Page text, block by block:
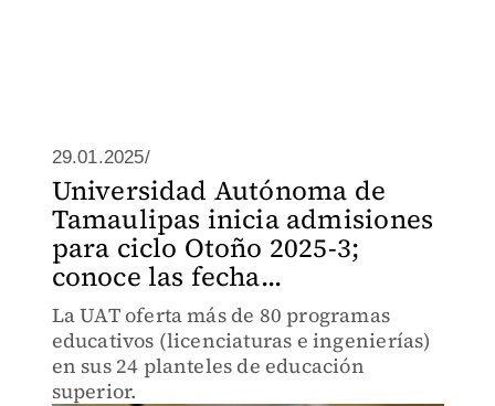
29.01.2025/
Universidad Autónoma de
Tamaulipas inicia admisiones
para ciclo Otoño 2025-3;
conoce las fecha...
La UAT oferta más de 80 programas
educativos (licenciaturas e ingenierías)
en sus 24 planteles de educación
superior.